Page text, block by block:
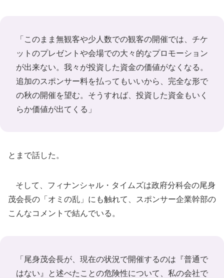
「このまま無観客や少人数での観客の開催では、チケ
ットのプレゼントや会場での大々的なプロモーション
が出来ない。我々が投資した資金の価値がなくなる。
追加のスポンサー料を払ってもいいから、完全な形で
の秋の開催を望む。そうすれば、投資した資金もいく
らか価値が出てくる」
とまで話した。
そして、フィナンシャル・タイムズは政府分科会の尾身
茂会長の「オミの乱」にも触れて、スポンサー企業幹部の
こんなコメントで結んでいる。
「尾身茂会長が、現在の状況で開催するのは『普通で
はない』と述べたことの危険性について、私の会社で